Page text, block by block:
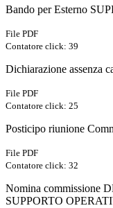
Bando per Esterno
File PDF
Contatore click: 39
Dichiarazione assenza
File PDF
Contatore click: 25
Posticipo riunione
File PDF
Contatore click: 32
Nomina commissione
SUPPORTO